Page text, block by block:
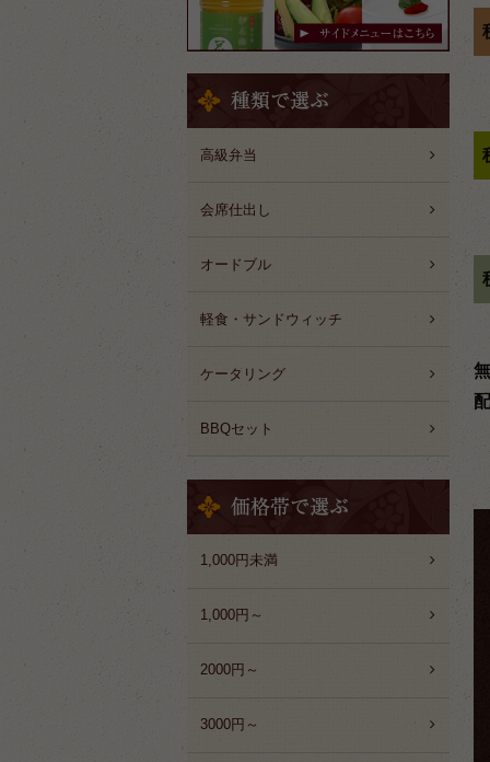
高級弁当
会席仕出し
オードブル
軽食・サンドウィッチ
ケータリング
BBQセット
1,000円未満
1,000円～
2000円～
3000円～